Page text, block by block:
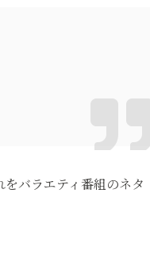
バラエティ番組のネタ